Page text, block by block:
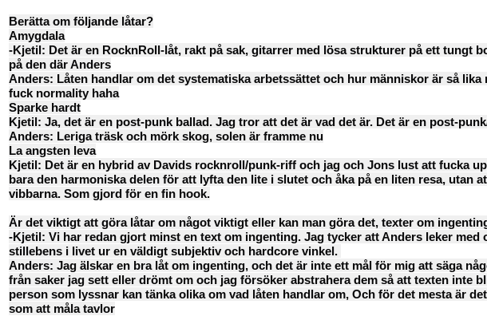
Berätta om följande låtar?
Amygdala
-Kjetil: Det är en RocknRoll-låt, rakt på sak, gitarrer med lösa strukturer på ett tungt
på den där Anders
Anders: Låten handlar om det systematiska arbetssättet och hur människor är så
fuck normality haha
Sparke hardt
Kjetil: Ja, det är en post-punk ballad. Jag tror att det är vad det är. Det är en post-
Anders: Leriga träsk och mörk skog, solen är framme nu
La angsten leva
Kjetil: Det är en hybrid av Davids rocknroll/punk-riff och jag och Jons lust att fucka
bara den harmoniska delen för att lyfta den lite i slutet och åka på en liten resa, utan
vibbarna. Som gjord för en fin hook.
Är det viktigt att göra låtar om något viktigt eller kan man göra det, texter om
-Kjetil: Vi har redan gjort minst en text om ingenting. Jag tycker att Anders leker
stillebens i livet ur en väldigt subjektiv och hardcore vinkel.
Anders: Jag älskar en bra låt om ingenting, och det är inte ett mål för mig att säga
från saker jag sett eller drömt om och jag försöker abstrahera dem så att texten inte
person som lyssnar kan tänka olika om vad låten handlar om, Och för det mesta är
som att måla tavlor